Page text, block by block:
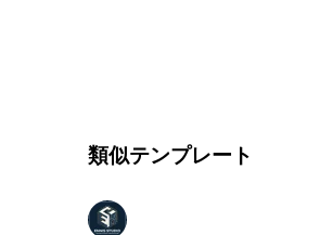
類似テンプレート